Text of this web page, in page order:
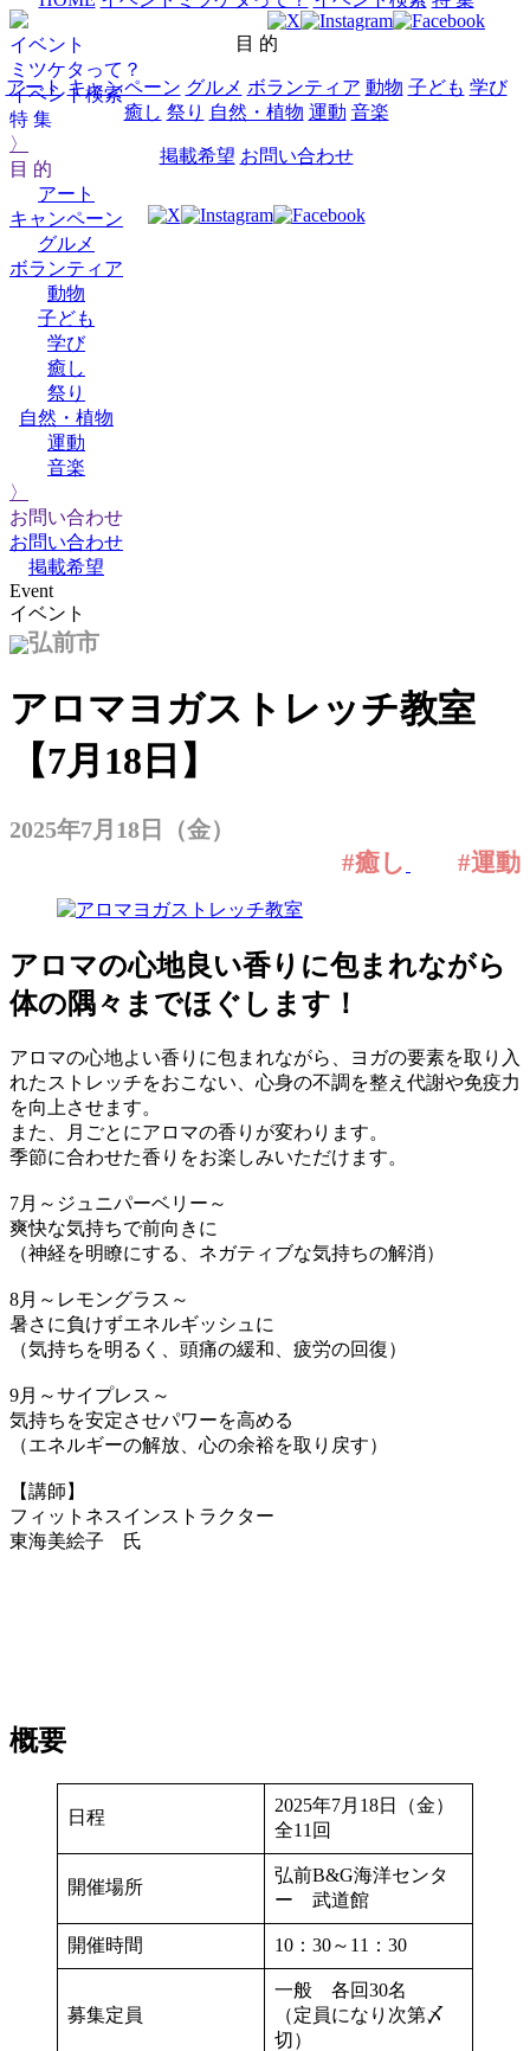
イベント
ミツケタって？
イベント検索
特 集
〉
目 的
アート
キャンペーン
グルメ
ボランティア
動物
子ども
学び
癒し
祭り
自然・植物
運動
音楽
〉
お問い合わせ
お問い合わせ
掲載希望
目 的
アート キャンペーン グルメ ボランティア 動物 子ども 学び
癒し 祭り 自然・植物 運動 音楽
掲載希望 お問い合わせ
Event
イベント
弘前市
アロマヨガストレッチ教室
【7月18日】
2025年7月18日（金）
#癒し #運動
アロマの心地良い香りに包まれながら
体の隅々までほぐします！
アロマの心地よい香りに包まれながら、ヨガの要素を取り入
れたストレッチをおこない、心身の不調を整え代謝や免疫力
を向上させます。
また、月ごとにアロマの香りが変わります。
季節に合わせた香りをお楽しみいただけます。
7月～ジュニパーベリー～
爽快な気持ちで前向きに
（神経を明瞭にする、ネガティブな気持ちの解消）
8月～レモングラス～
暑さに負けずエネルギッシュに
（気持ちを明るく、頭痛の緩和、疲労の回復）
9月～サイプレス～
気持ちを安定させパワーを高める
（エネルギーの解放、心の余裕を取り戻す）
【講師】
フィットネスインストラクター
東海美絵子 氏
概要
日程
2025年7月18日（金）
全11回
開催場所
弘前B&G海洋センタ
ー 武道館
開催時間 10：30～11：30
募集定員
一般 各回30名
（定員になり次第〆
切）